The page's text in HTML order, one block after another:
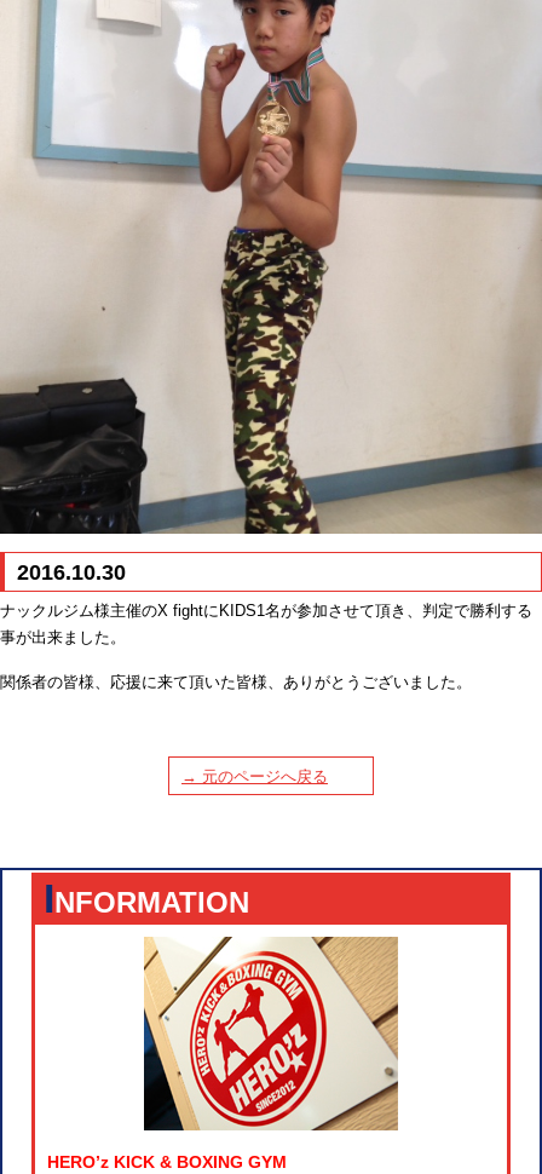
2016.10.30
ナックルジム様主催のX fightにKIDS1名が参加させて頂き、判定で勝利する
事が出来ました。
関係者の皆様、応援に来て頂いた皆様、ありがとうございました。
→ 元のページへ戻る
INFORMATION
HERO’z KICK & BOXING GYM